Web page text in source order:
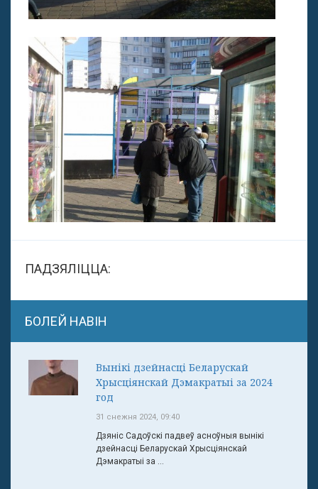
ПАДЗЯЛІЦЦА:
БОЛЕЙ НАВІН
Вынікі дзейнасці Беларускай
Хрысціянскай Дэмакратыі за 2024
год
31 снежня 2024, 09:40
Дзяніс Садоўскі падвеў асноўныя вынікі
дзейнасці Беларускай Хрысціянскай
Дэмакратыі за ...